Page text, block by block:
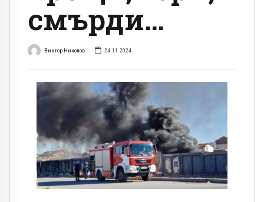
смърди…
Виктор Николов 24.11.2024